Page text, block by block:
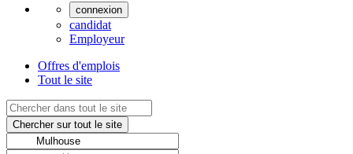
connexion
candidat
Employeur
Offres d'emplois
Tout le site